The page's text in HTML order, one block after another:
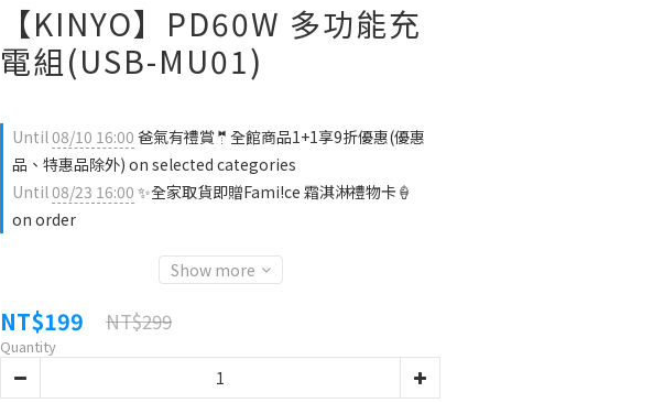
【KINYO】PD60W 多功能充
電組(USB-MU01)
Until08/10 16:00 爸氣有禮賞🤵全館商品1+1享9折優惠(優惠
品、特惠品除外) on selected categories
Until08/23 16:00 ✨全家取貨即贈Fami!ce 霜淇淋禮物卡🍦
on order
Show more
NT$199 NT$299
Quantity